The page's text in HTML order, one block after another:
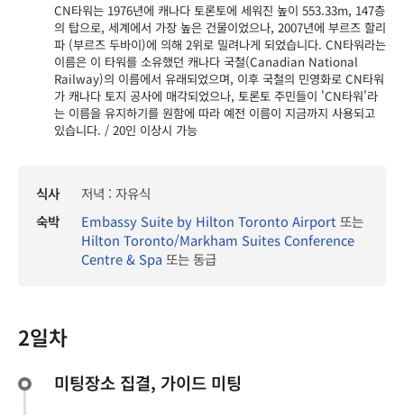
CN타워는 1976년에 캐나다 토론토에 세워진 높이 553.33m, 147층
의 탑으로, 세계에서 가장 높은 건물이었으나, 2007년에 부르즈 할리
파 (부르즈 두바이)에 의해 2위로 밀려나게 되었습니다. CN타워라는
이름은 이 타워를 소유했던 캐나다 국철(Canadian National
Railway)의 이름에서 유래되었으며, 이후 국철의 민영화로 CN타워
가 캐나다 토지 공사에 매각되었으나, 토론토 주민들이 'CN타워'라
는 이름을 유지하기를 원함에 따라 예전 이름이 지금까지 사용되고
있습니다. / 20인 이상시 가능
식사
저녁 : 자유식
숙박
Embassy Suite by Hilton Toronto Airport 또는
Hilton Toronto/Markham Suites Conference
Centre & Spa 또는 동급
2일차
미팅장소 집결, 가이드 미팅